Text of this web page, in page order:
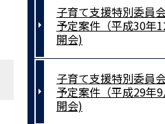
子育て支援特別委員
予定案件（平成30年
開会)
子育て支援特別委員
予定案件（平成29年
開会)